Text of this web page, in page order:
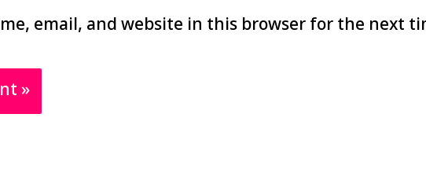
email, and website in this browser for the next